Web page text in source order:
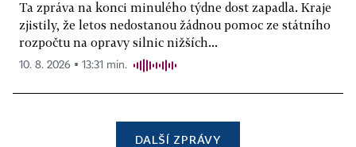
Ta zpráva na konci minulého týdne dost zapadla. Kraje
zjistily, že letos nedostanou žádnou pomoc ze státního
rozpočtu na opravy silnic nižších...
10. 8. 2026 ▪ 13:31 min.
DALŠÍ ZPRÁVY